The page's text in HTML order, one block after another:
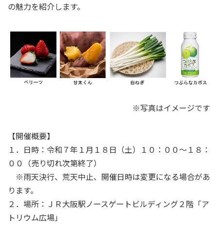
の魅力を紹介します。
※写真はイメージです
【開催概要】
１．日時：令和７年１月１８日（土）１０：００～１８：
００（売り切れ次第終了）
※雨天決行、荒天中止、開催日時は変更になる場合があ
ります。
２．場所：ＪＲ大阪駅ノースゲートビルディング２階「ア
トリウム広場」